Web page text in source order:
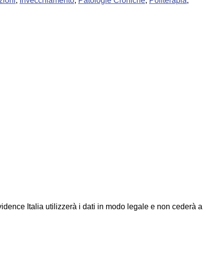
Italia utilizzerà i dati in modo legale e non cederà a